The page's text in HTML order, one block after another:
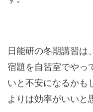
日能研の冬期講習は
宿題を自習室でやっ
いと不安になるかも
よりは効率がいいと